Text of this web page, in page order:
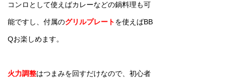
コンロとして使えばカレーなどの鍋料理も可
能ですし、付属のグリルプレートを使えばBB
Qお楽しめます。
火力調整はつまみを回すだけなので、初心者